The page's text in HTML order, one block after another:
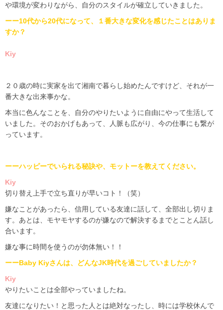
や環境が変わりながら、自分のスタイルが確立していきました。
ーー10代から20代になって、１番大きな変化を感じたことはありま
すか？
Kiy
２０歳の時に実家を出て湘南で暮らし始めたんですけど、それが一
番大きな出来事かな。
本当に色んなことを、自分のやりたいように自由にやって生活して
いました。そのおかげもあって、人脈も広がり、今の仕事にも繋が
っています。
ーーハッピーでいられる秘訣や、モットーを教えてください。
Kiy
切り替え上手で立ち直りが早いコト！（笑）
嫌なことがあったら、信用している友達に話して、全部出し切りま
す。あとは、モヤモヤするのが嫌なので解決するまでとことん話し
合います。
嫌な事に時間を使うのが勿体無い！！
ーーBaby Kiyさんは、どんなJK時代を過ごしていましたか？
Kiy
やりたいことは全部やっていましたね。
友達になりたい！と思った人とは絶対なったし、時には学校休んで